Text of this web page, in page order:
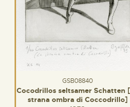
GSB08840
Cocodrillos seltsamer Schatten
strana ombra di Coccodrillo]